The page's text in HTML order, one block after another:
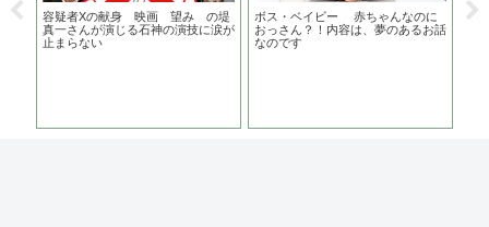
の
容疑者Xの献身 映画 望み の堤
真一さんが演じる石神の演技に涙が
止まらない
ボス・ベイビー 赤ちゃんなのに
おっさん？！内容は、夢のあるお話
なのです
危